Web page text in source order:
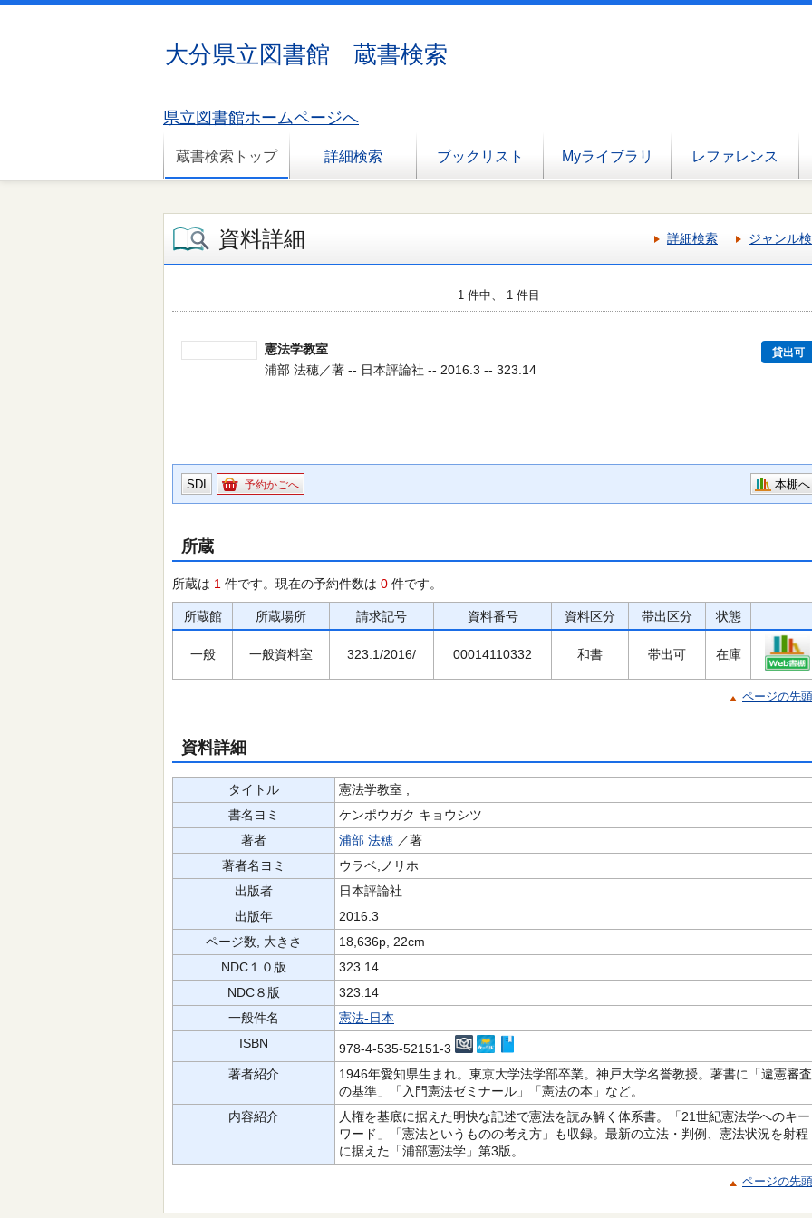
大分県立図書館 蔵書検索
県立図書館ホームページへ
蔵書検索トップ 詳細検索 ブックリスト Myライブラリ レファレンス
資料詳細 詳細検索 ジャンル
1 件中、 1 件目
憲法学教室 貸出可
浦部 法穂／著 -- 日本評論社 -- 2016.3 -- 323.14
SDI 予約かごへ 本棚へ
所蔵
所蔵は 1 件です。現在の予約件数は 0 件です。
所蔵館 所蔵場所 請求記号 資料番号 資料区分 帯出区分 状態
一般 一般資料室 323.1/2016/ 00014110332 和書 帯出可 在庫
ページの先
資料詳細
タイトル
憲法学教室 ,
書名ヨミ
ケンポウガク キョウシツ
著者
浦部 法穂 ／著
著者名ヨミ
ウラベ,ノリホ
出版者
日本評論社
出版年
2016.3
ページ数, 大きさ
18,636p, 22cm
NDC１０版
323.14
NDC８版
323.14
一般件名
憲法-日本
ISBN
978-4-535-52151-3
著者紹介
1946年愛知県生まれ。東京大学法学部卒業。神戸大学名誉教授。著書に「違憲審査
の基準」「入門憲法ゼミナール」「憲法の本」など。
内容紹介
人権を基底に据えた明快な記述で憲法を読み解く体系書。「21世紀憲法学へのキー
ワード」「憲法というものの考え方」も収録。最新の立法・判例、憲法状況を射程
に据えた「浦部憲法学」第3版。
ページの先